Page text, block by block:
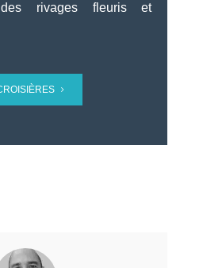
rivages fleuris et